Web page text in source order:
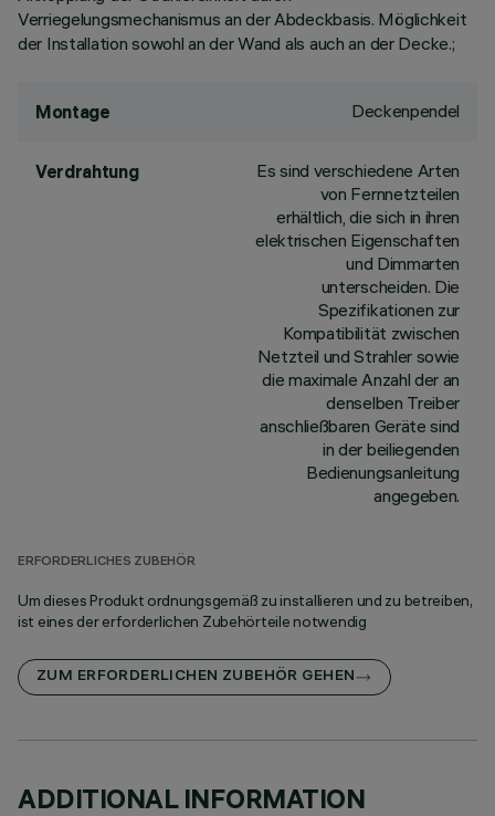
Verriegelungsmechanismus an der Abdeckbasis. Möglichkeit
der Installation sowohl an der Wand als auch an der Decke.;
Montage Deckenpendel
Verdrahtung
Es sind verschiedene Arten
von Fernnetzteilen
erhältlich, die sich in ihren
elektrischen Eigenschaften
und Dimmarten
unterscheiden. Die
Spezifikationen zur
Kompatibilität zwischen
Netzteil und Strahler sowie
die maximale Anzahl der an
denselben Treiber
anschließbaren Geräte sind
in der beiliegenden
Bedienungsanleitung
angegeben.
ERFORDERLICHES ZUBEHÖR
Um dieses Produkt ordnungsgemäß zu installieren und zu betreiben,
ist eines der erforderlichen Zubehörteile notwendig
ZUM ERFORDERLICHEN ZUBEHÖR GEHEN
ADDITIONAL INFORMATION